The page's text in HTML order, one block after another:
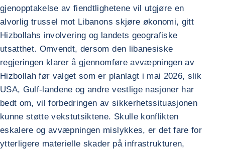
gjenopptakelse av fiendtlighetene vil utgjøre en
alvorlig trussel mot Libanons skjøre økonomi, gitt
Hizbollahs involvering og landets geografiske
utsatthet. Omvendt, dersom den libanesiske
regjeringen klarer å gjennomføre avvæpningen av
Hizbollah før valget som er planlagt i mai 2026, slik
USA, Gulf-landene og andre vestlige nasjoner har
bedt om, vil forbedringen av sikkerhetssituasjonen
kunne støtte vekstutsiktene. Skulle konflikten
eskalere og avvæpningen mislykkes, er det fare for
ytterligere materielle skader på infrastrukturen,